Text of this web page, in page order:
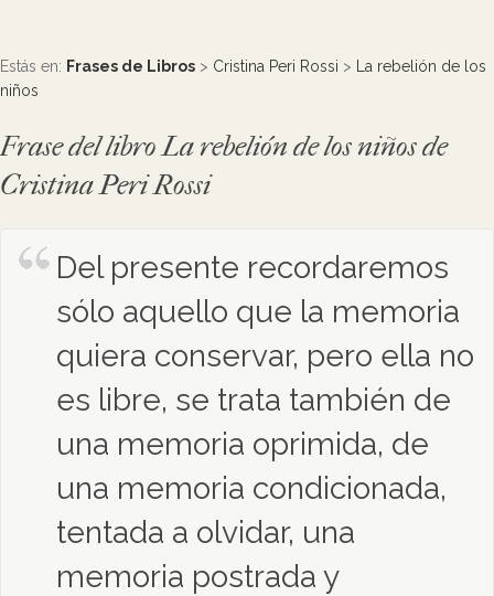
Estás en: Frases de Libros > Cristina Peri Rossi >
La rebelión de los
niños
Frase del libro La rebelión de los niños de
Cristina Peri Rossi
Del presente recordaremos
sólo aquello que la memoria
quiera conservar, pero ella no
es libre, se trata también de
una memoria oprimida, de
una memoria condicionada,
tentada a olvidar, una
memoria postrada y